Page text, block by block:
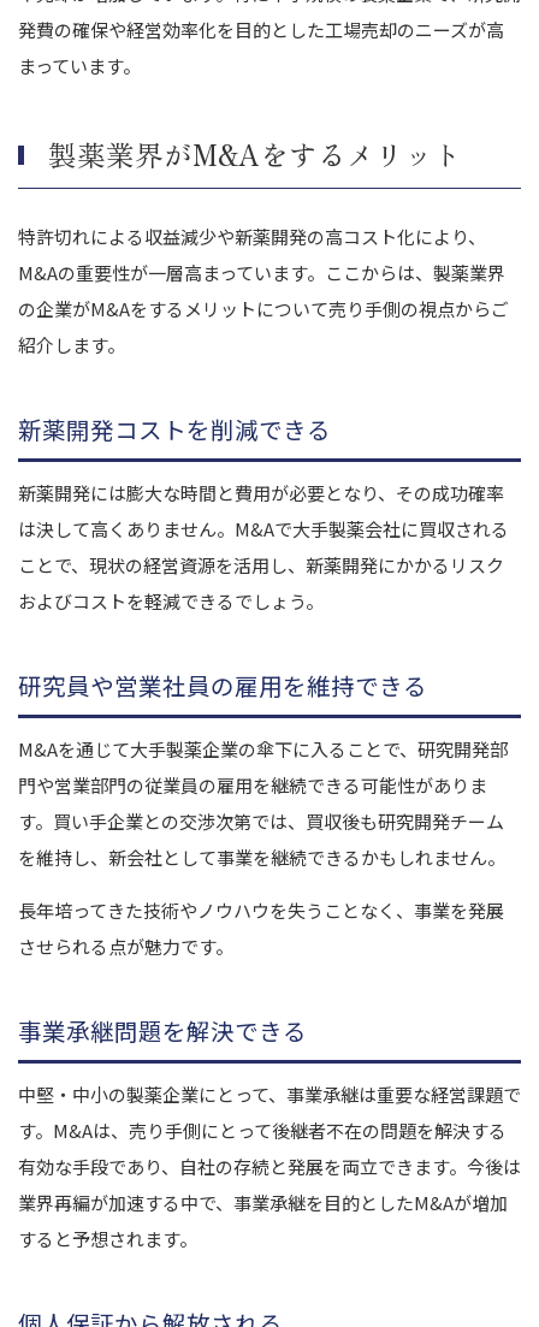
発費の確保や経営効率化を目的とした工場売却のニーズが高
まっています。
製薬業界がM&Aをするメリット
特許切れによる収益減少や新薬開発の高コスト化により、
M&Aの重要性が一層高まっています。ここからは、製薬業界
の企業がM&Aをするメリットについて売り手側の視点からご
紹介します。
新薬開発コストを削減できる
新薬開発には膨大な時間と費用が必要となり、その成功確率
は決して高くありません。M&Aで大手製薬会社に買収される
ことで、現状の経営資源を活用し、新薬開発にかかるリスク
およびコストを軽減できるでしょう。
研究員や営業社員の雇用を維持できる
M&Aを通じて大手製薬企業の傘下に入ることで、研究開発部
門や営業部門の従業員の雇用を継続できる可能性がありま
す。買い手企業との交渉次第では、買収後も研究開発チーム
を維持し、新会社として事業を継続できるかもしれません。
長年培ってきた技術やノウハウを失うことなく、事業を発展
させられる点が魅力です。
事業承継問題を解決できる
中堅・中小の製薬企業にとって、事業承継は重要な経営課題で
す。M&Aは、売り手側にとって後継者不在の問題を解決する
有効な手段であり、自社の存続と発展を両立できます。今後は
業界再編が加速する中で、事業承継を目的としたM&Aが増加
すると予想されます。